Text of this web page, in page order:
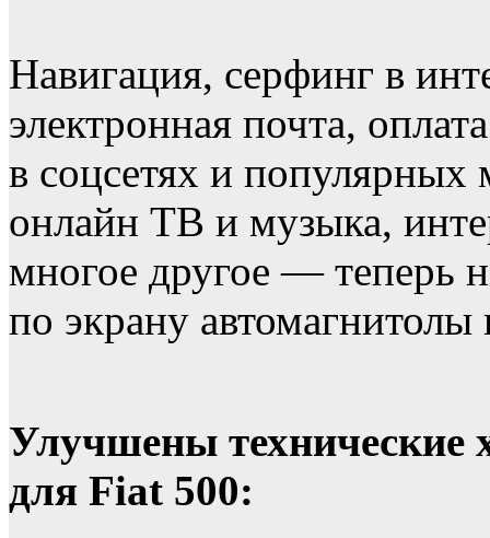
Навигация, серфинг в
электронная почта,
в соцсетях и
онлайн ТВ и музыка,
многое другое — теперь
по экрану
Улучшены технические
для Fiat 500: